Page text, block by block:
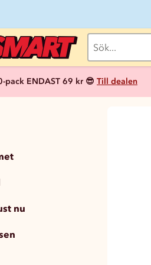
pack ENDAST 69 kr 😎 Till dealen
nu